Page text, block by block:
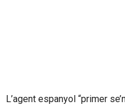
L’agent espanyol “primer